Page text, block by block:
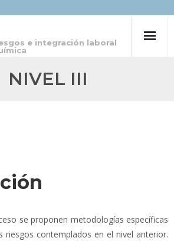
e integración laboral
NIVEL III
se proponen metodologías específicas
riesgos contemplados en el nivel anterior.